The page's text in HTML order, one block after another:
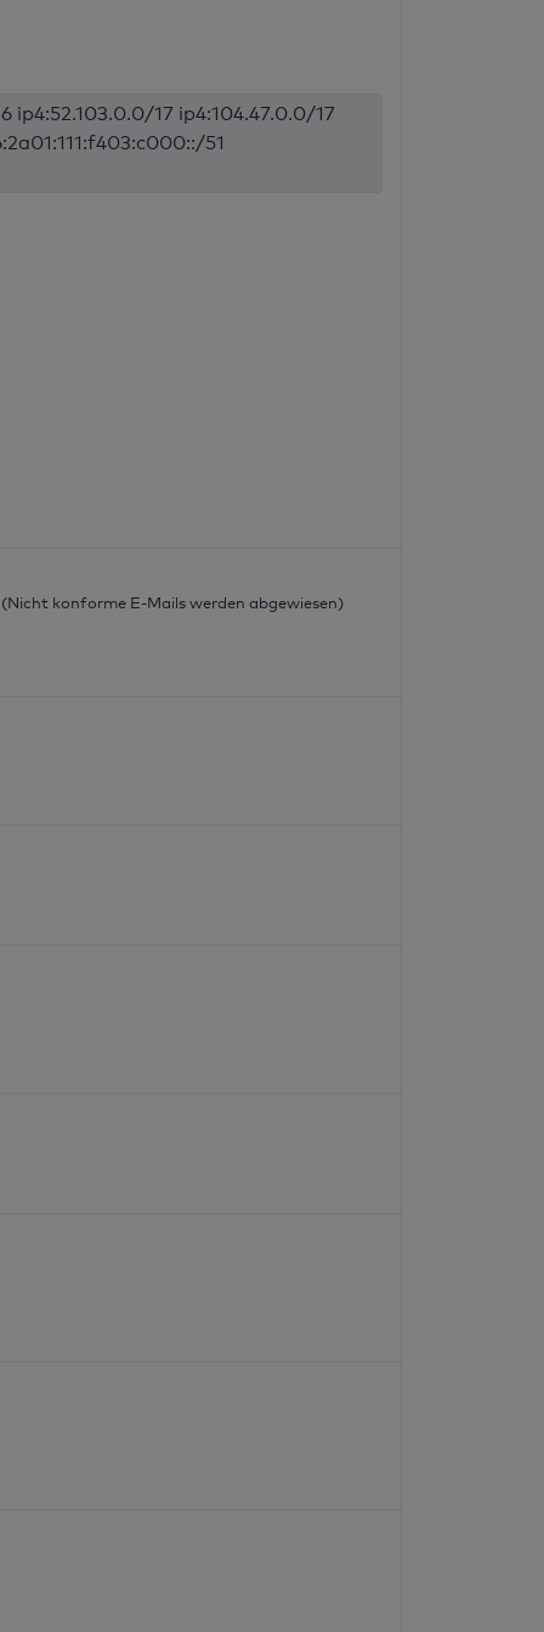
ip4:52.103.0.0/17 ip4:104.47.0.0/17
51
(Nicht konforme E-Mails werden abgewiesen)